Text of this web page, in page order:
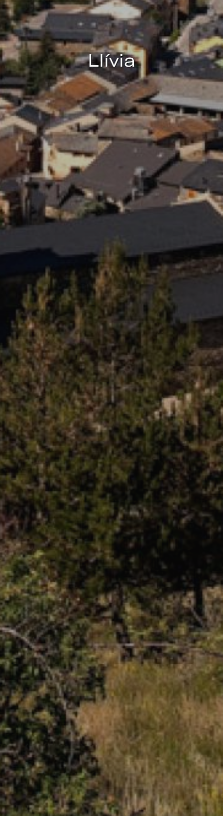
Llívia
comportamiento de los usuarios de este sitio web. La
información recogida mediante este tipo de cookies se
utiliza en la medición de la actividad de la web para la
elaboración de perfiles de navegación de los usuarios con
el fin de introducir mejoras en función del análisis de los
datos de uso que hacen los usuarios del servicio. Permiten
guardar la información de preferencia del usuario para
mejorar la calidad de nuestros servicios y para ofrecer una
mejor experiencia a través de productos recomendados.
Marketing y publicidad
Estas cookies son utilizadas para almacenar información
sobre las preferencias y elecciones personales del usuario
a través de la observación continuada de sus hábitos de
navegación. Gracias a ellas, podemos conocer los hábitos
de navegación en el sitio web y mostrar publicidad
relacionada con el perfil de navegación del usuario.